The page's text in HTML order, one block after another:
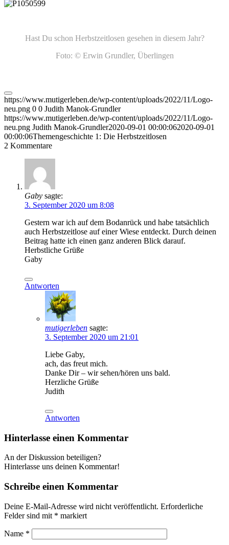
Hast Du schon Herbstzeitlosen gesehen in diesem Jahr?
Foto: © Erwin Grundler, Überlingen
https://www.mutigerleben.de/wp-content/uploads/2022/11/Logo-
neu.png 0 0 Judith Manok-Grundler
https://www.mutigerleben.de/wp-content/uploads/2022/11/Logo-
neu.png Judith Manok-Grundler2020-09-01 00:00:062020-09-01
00:00:06Themengeschichte 1: Die Herbstzeitlosen
2 Kommentare
Gaby sagte:
3. September 2020 um 8:08
Gestern war ich auf dem Bodanrück und habe tatsächlich
auch Herbstzeitlose auf einer Wiese entdeckt. Durch deinen
Beitrag hatte ich einen ganz anderen Blick darauf.
Herbstliche Grüße
Gaby
Antworten
mutigerleben sagte:
3. September 2020 um 21:01
Liebe Gaby,
ach, das freut mich.
Danke Dir – wir sehen/hören uns bald.
Herzliche Grüße
Judith
Antworten
Hinterlasse einen Kommentar
An der Diskussion beteiligen?
Hinterlasse uns deinen Kommentar!
Schreibe einen Kommentar
Deine E-Mail-Adresse wird nicht veröffentlicht. Erforderliche
Felder sind mit * markiert
Name *